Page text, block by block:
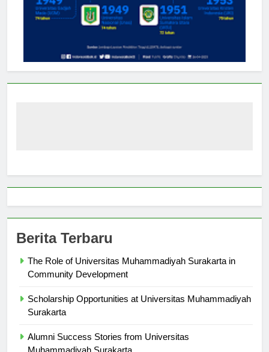
Berita Terbaru
The Role of Universitas Muhammadiyah Surakarta in
Scholarship Opportunities at Universitas Muhammadiyah
Alumni Success Stories from Universitas